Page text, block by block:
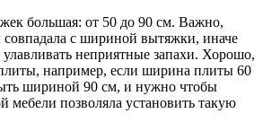
большая: от 50 до 90 см. Важно,
с шириной вытяжки, иначе
улавливать неприятные запахи. Хорошо,
например, если ширина плиты 60
шириной 90 см, и нужно чтобы
мебели позволяла установить такую